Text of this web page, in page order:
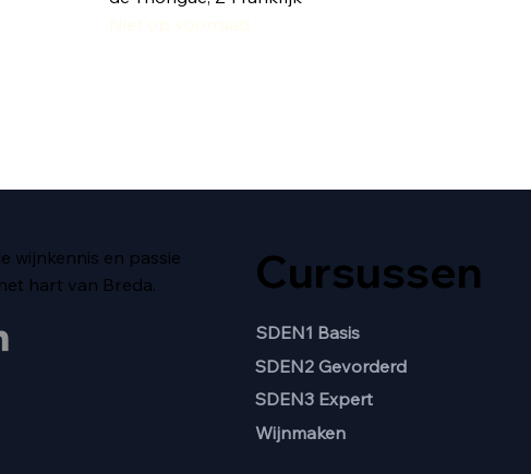
wijnkennis en passie
hart van Breda.
Cursussen
SDEN1 Basis
SDEN2 Gevorderd
SDEN3 Expert
Wijnmaken